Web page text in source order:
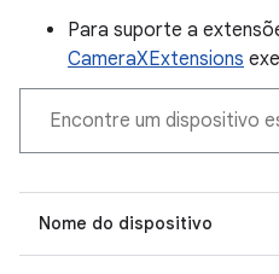
Para suporte a
CameraXExtensions
Nome do dispositivo